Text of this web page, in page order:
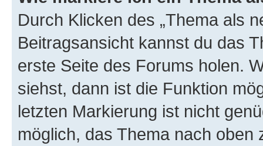
Durch Klicken des „Thema als
Beitragsansicht kannst du das
erste Seite des Forums holen.
siehst, dann ist die Funktion
letzten Markierung ist nicht
möglich, das Thema nach oben